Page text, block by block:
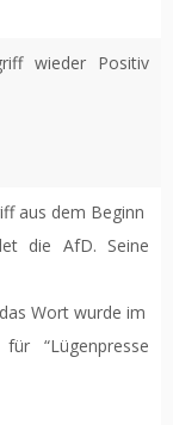
wieder Positiv
aus dem Beginn
die AfD. Seine
Wort wurde im
“Lügenpresse